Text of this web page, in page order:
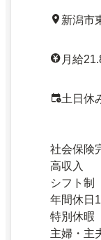
新潟市
月給
土日休
社会保険
高収入
シフト制
年間休日
特別休暇
主婦・主